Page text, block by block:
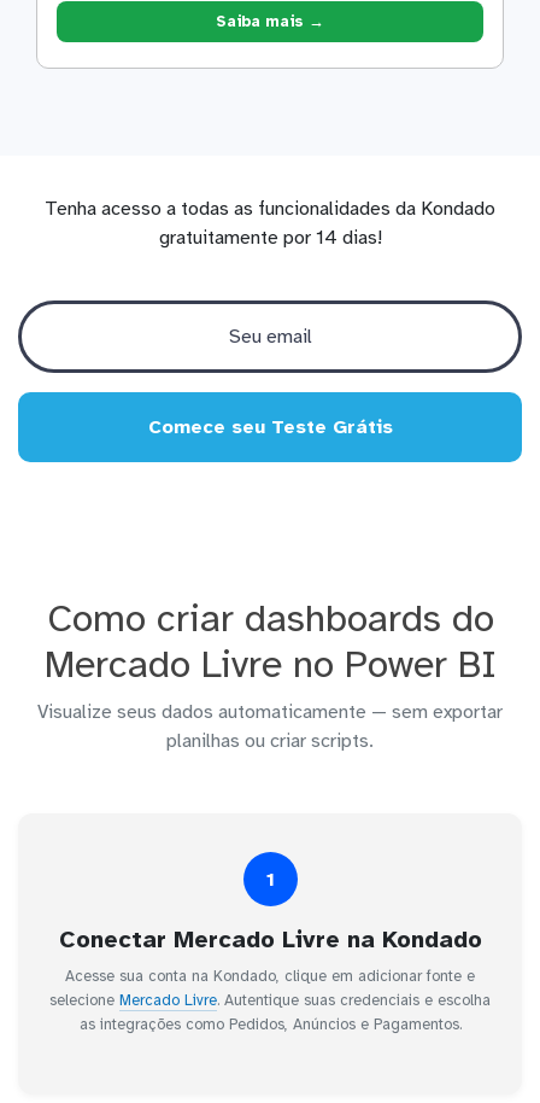
Saiba mais →
Tenha acesso a todas as funcionalidades da Kondado
gratuitamente por 14 dias!
Comece seu Teste Grátis
Como criar dashboards do
Mercado Livre no Power BI
Visualize seus dados automaticamente — sem exportar
planilhas ou criar scripts.
1
Conectar Mercado Livre na Kondado
Acesse sua conta na Kondado, clique em adicionar fonte e
selecione Mercado Livre. Autentique suas credenciais e escolha
as integrações como Pedidos, Anúncios e Pagamentos.